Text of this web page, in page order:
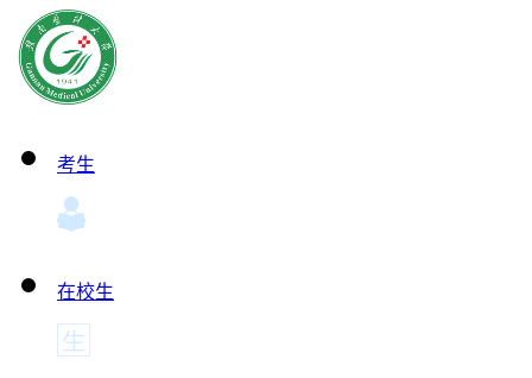
考生
在校生